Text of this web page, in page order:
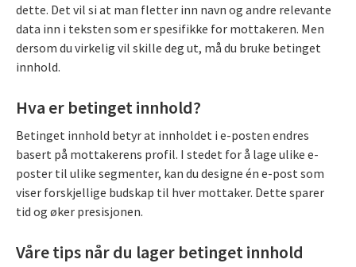
dette. Det vil si at man fletter inn navn og andre relevante
data inn i teksten som er spesifikke for mottakeren. Men
dersom du virkelig vil skille deg ut, må du bruke betinget
innhold.
Hva er betinget innhold?
Betinget innhold betyr at innholdet i e-posten endres
basert på mottakerens profil. I stedet for å lage ulike e-
poster til ulike segmenter, kan du designe én e-post som
viser forskjellige budskap til hver mottaker. Dette sparer
tid og øker presisjonen.
Våre tips når du lager betinget innhold